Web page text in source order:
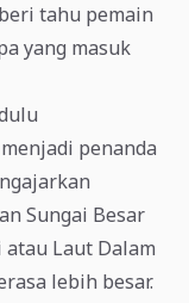
tahu pemain
yang masuk
penanda
Sungai Besar
Laut Dalam
lebih besar.